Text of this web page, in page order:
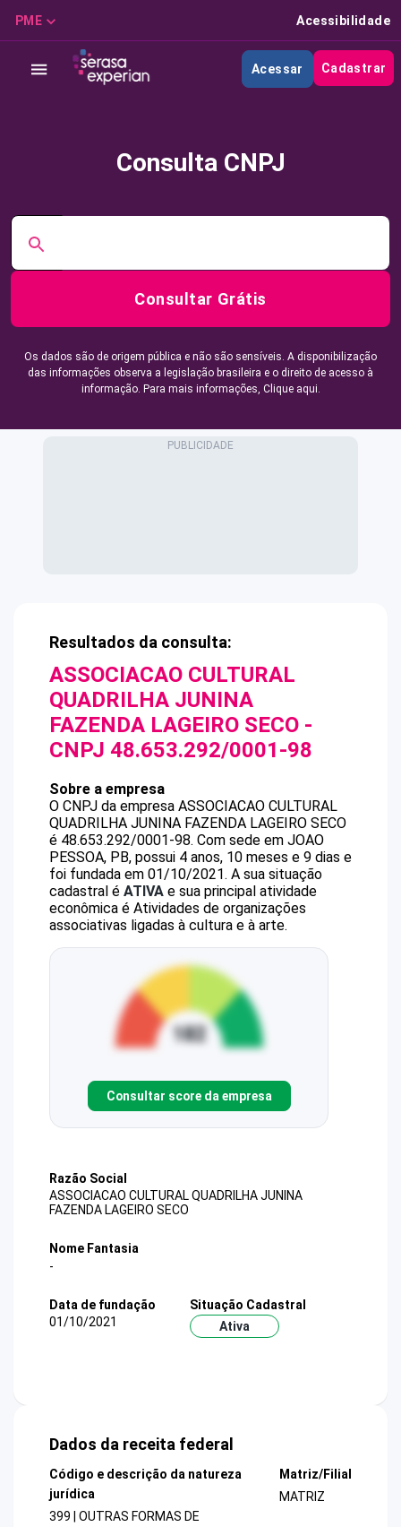
PME Acessibilidade
Acessar Cadastrar
Consulta CNPJ
Consultar Grátis
Os dados são de origem pública e não são sensíveis. A disponibilização
das informações observa a legislação brasileira e o direito de acesso à
informação. Para mais informações, Clique aqui.
Resultados da consulta:
ASSOCIACAO CULTURAL
QUADRILHA JUNINA
FAZENDA LAGEIRO SECO -
CNPJ 48.653.292/0001-98
Sobre a empresa
O CNPJ da empresa ASSOCIACAO CULTURAL
QUADRILHA JUNINA FAZENDA LAGEIRO SECO
é 48.653.292/0001-98. Com sede em JOAO
PESSOA, PB, possui 4 anos, 10 meses e 9 dias e
foi fundada em 01/10/2021. A sua situação
cadastral é ATIVA e sua principal atividade
econômica é Atividades de organizações
associativas ligadas à cultura e à arte.
Consultar score da empresa
Razão Social
ASSOCIACAO CULTURAL QUADRILHA JUNINA
FAZENDA LAGEIRO SECO
Nome Fantasia
-
Data de fundação
01/10/2021
Situação Cadastral
Ativa
Dados da receita federal
Código e descrição da natureza
jurídica
399 | OUTRAS FORMAS DE
Matriz/Filial
MATRIZ